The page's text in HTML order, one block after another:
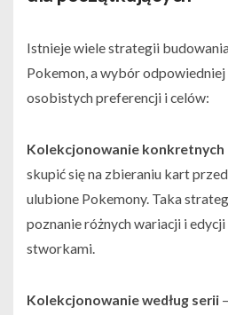
Istnieje wiele strategii
Pokemon, a wybór
osobistych preferencji i celów:
Kolekcjonowanie
skupić się na zbieraniu kart
ulubione Pokemony. Taka
poznanie różnych wariacji i
stworkami.
Kolekcjonowanie według serii